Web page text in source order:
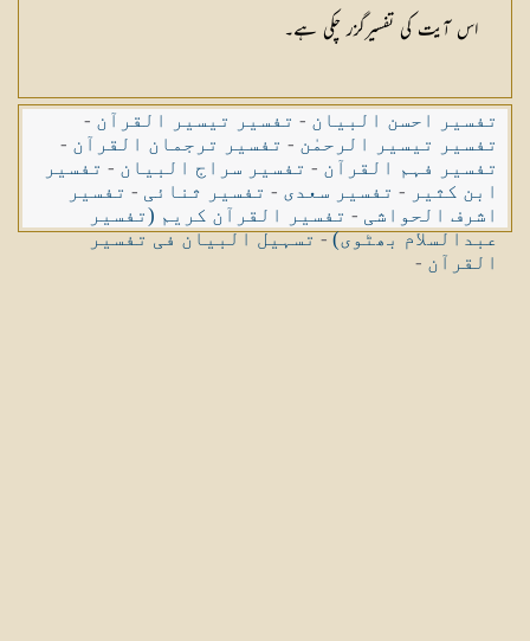
شکیلہ بنت میاں فضل حسین
اس آیت کی تفسیرگزر چکی ہے۔
تفسیر احسن البیان - تفسیر تیسیر القرآن -
تفسیر تیسیر الرحمٰن - تفسیر ترجمان القرآن -
تفسیر فہم القرآن - تفسیر سراج البیان - تفسیر
ابن کثیر - تفسیر سعدی - تفسیر ثنائی - تفسیر
اشرف الحواشی - تفسیر القرآن کریم (تفسیر
عبدالسلام بھٹوی)-تسہیل البیان فی تفسیر
القرآن -